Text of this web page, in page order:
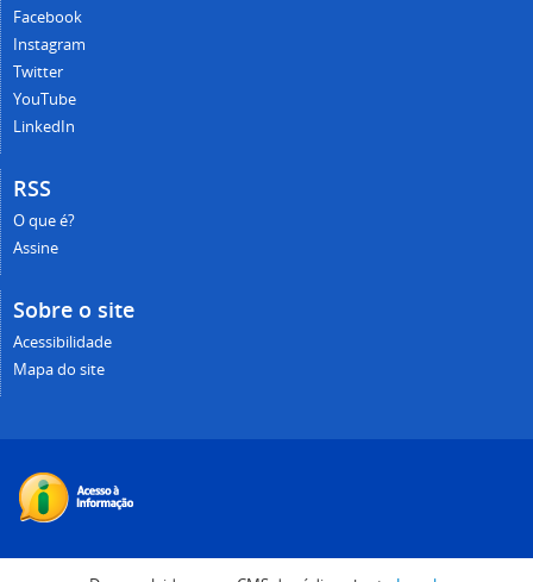
Facebook
Instagram
Twitter
YouTube
LinkedIn
RSS
O que é?
Assine
Sobre o site
Acessibilidade
Mapa do site